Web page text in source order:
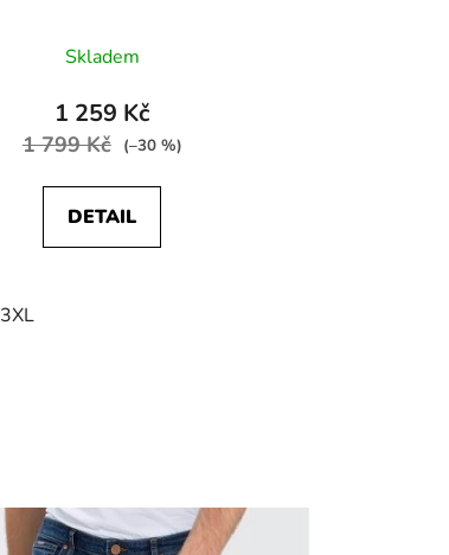
Skladem
1 259 Kč
1 799 Kč (–30 %)
DETAIL
3XL